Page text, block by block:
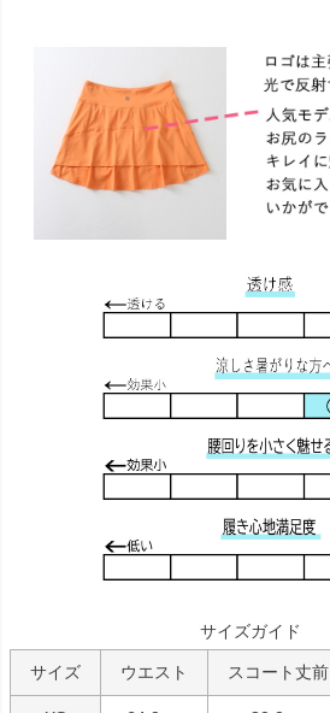
サイズガイド
サイズ ウエスト スコート丈前